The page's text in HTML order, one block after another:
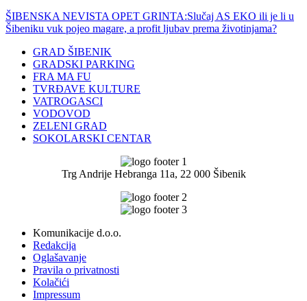
ŠIBENSKA NEVISTA OPET GRINTA:Slučaj AS EKO ili je li u
Šibeniku vuk pojeo magare, a profit ljubav prema životinjama?
GRAD ŠIBENIK
GRADSKI PARKING
FRA MA FU
TVRĐAVE KULTURE
VATROGASCI
VODOVOD
ZELENI GRAD
SOKOLARSKI CENTAR
Trg Andrije Hebranga 11a, 22 000 Šibenik
Komunikacije d.o.o.
Redakcija
Oglašavanje
Pravila o privatnosti
Kolačići
Impressum